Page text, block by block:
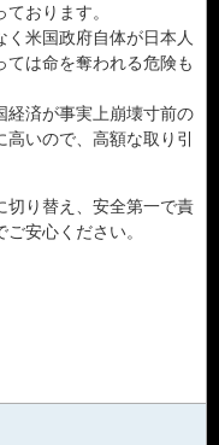
おります。
米国政府自体が日本人
ては命を奪われる危険も
経済が事実上崩壊寸前の
いので、高額な取り引
切り替え、安全第一で責
安心ください。